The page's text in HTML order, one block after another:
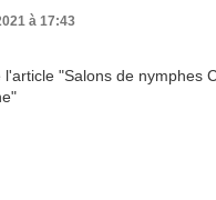
à 17:43